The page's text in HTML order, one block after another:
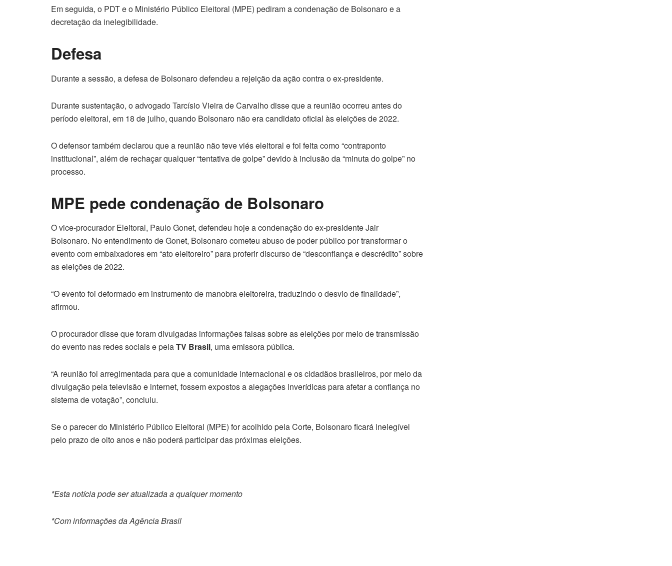
Em seguida, o PDT e o Ministério Público Eleitoral (MPE) pediram a condenação de Bolsonaro e a
decretação da inelegibilidade.
Defesa
Durante a sessão, a defesa de Bolsonaro defendeu a rejeição da ação contra o ex-presidente.
Durante sustentação, o advogado Tarcísio Vieira de Carvalho disse que a reunião ocorreu antes do
período eleitoral, em 18 de julho, quando Bolsonaro não era candidato oficial às eleições de 2022.
O defensor também declarou que a reunião não teve viés eleitoral e foi feita como “contraponto
institucional”, além de rechaçar qualquer “tentativa de golpe” devido à inclusão da “minuta do golpe” no
processo.
MPE pede condenação de Bolsonaro
O vice-procurador Eleitoral, Paulo Gonet, defendeu hoje a condenação do ex-presidente Jair
Bolsonaro. No entendimento de Gonet, Bolsonaro cometeu abuso de poder público por transformar o
evento com embaixadores em “ato eleitoreiro” para proferir discurso de “desconfiança e descrédito” sobre
as eleições de 2022.
“O evento foi deformado em instrumento de manobra eleitoreira, traduzindo o desvio de finalidade”,
afirmou.
O procurador disse que foram divulgadas informações falsas sobre as eleições por meio de transmissão
do evento nas redes sociais e pelaTV Brasil, uma emissora pública.
“A reunião foi arregimentada para que a comunidade internacional e os cidadãos brasileiros, por meio da
divulgação pela televisão e internet, fossem expostos a alegações inverídicas para afetar a confiança no
sistema de votação”, concluiu.
Se o parecer do Ministério Público Eleitoral (MPE) for acolhido pela Corte, Bolsonaro ficará inelegível
pelo prazo de oito anos e não poderá participar das próximas eleições.
*Esta notícia pode ser atualizada a qualquer momento
*Com informações da Agência Brasil